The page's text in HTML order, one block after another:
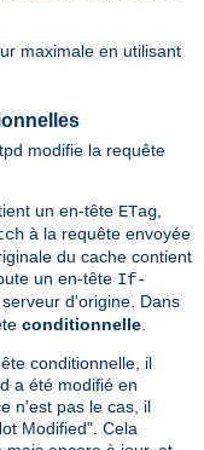
maximale en utilisant
modifie la requête
un en-tête ETag
à la requête envoyée
du cache contient
un en-tête If-
d'origine. Dans
conditionnelle
conditionnelle, il
a été modifié en
n'est pas le cas, il
Modified". Cela